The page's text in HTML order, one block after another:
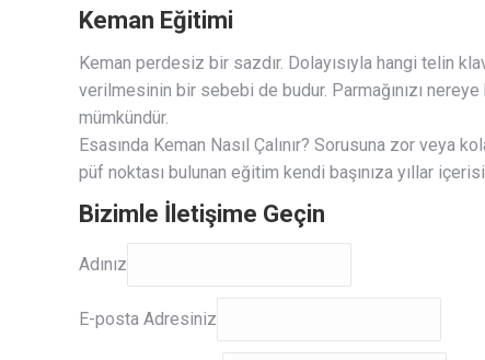
Keman Eğitimi
Keman perdesiz bir sazdır. Dolayısıyla hangi telin
verilmesinin bir sebebi de budur. Parmağınızı
mümkündür.
Esasında Keman Nasıl Çalınır? Sorusuna zor veya
püf noktası bulunan eğitim kendi başınıza yıllar
Bizimle İletişime Geçin
Adınız
E-posta Adresiniz
posta